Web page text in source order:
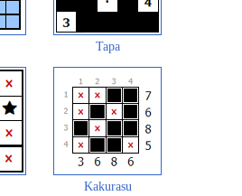
Tapa
Kakurasu